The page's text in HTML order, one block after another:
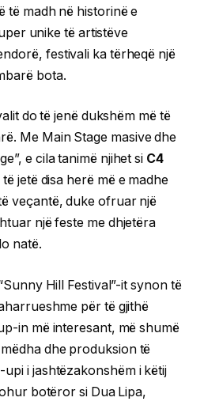
të madh në historinë e
unike të artistëve
festivali ka tërheqë një
bota.
do të jenë dukshëm më të
Me Main Stage masive dhe
e cila tanimë njihet si C4
jetë disa herë më e madhe
veçantë, duke ofruar një
një feste me dhjetëra
natë.
Hill Festival”-it synon të
për të gjithë
in më interesant, më shumë
dhe produksion të
i jashtëzakonshëm i këtij
botëror si Dua Lipa,